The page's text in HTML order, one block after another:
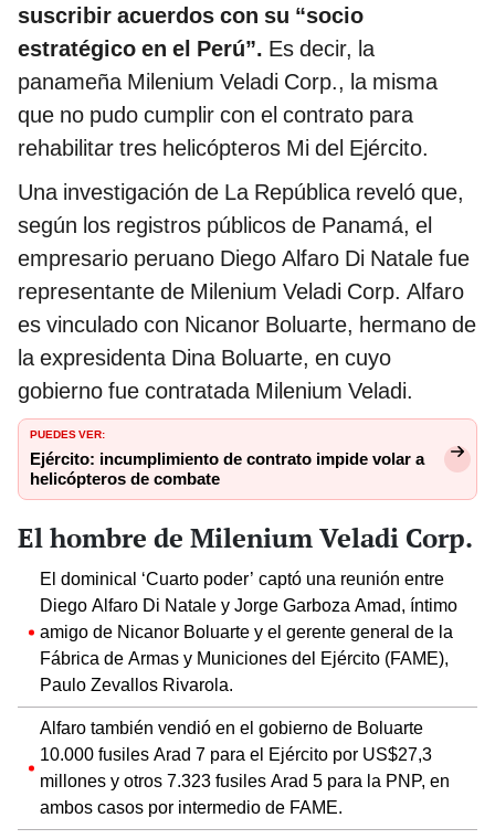
suscribir acuerdos con su “socio
estratégico en el Perú”. Es decir, la
panameña Milenium Veladi Corp., la misma
que no pudo cumplir con el contrato para
rehabilitar tres helicópteros Mi del Ejército.
Una investigación de La República reveló que,
según los registros públicos de Panamá, el
empresario peruano Diego Alfaro Di Natale fue
representante de Milenium Veladi Corp. Alfaro
es vinculado con Nicanor Boluarte, hermano de
la expresidenta Dina Boluarte, en cuyo
gobierno fue contratada Milenium Veladi.
PUEDES VER:
Ejército: incumplimiento de contrato impide volar a
helicópteros de combate
El hombre de Milenium Veladi Corp.
El dominical ‘Cuarto poder’ captó una reunión entre
Diego Alfaro Di Natale y Jorge Garboza Amad, íntimo
amigo de Nicanor Boluarte y el gerente general de la
Fábrica de Armas y Municiones del Ejército (FAME),
Paulo Zevallos Rivarola.
Alfaro también vendió en el gobierno de Boluarte
10.000 fusiles Arad 7 para el Ejército por US$27,3
millones y otros 7.323 fusiles Arad 5 para la PNP, en
ambos casos por intermedio de FAME.